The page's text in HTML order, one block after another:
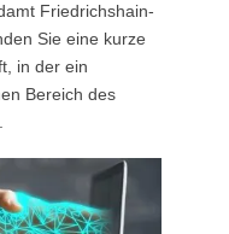
Friedrichshain-
Sie eine kurze
in der ein
Bereich des